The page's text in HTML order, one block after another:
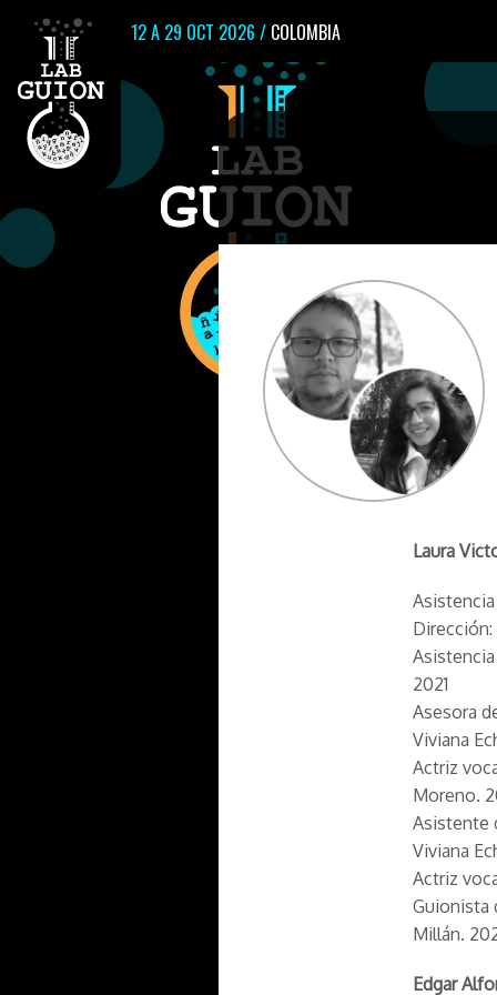
12 A 29 OCT 2026 / COLOMBIA
Laura
Dirección:
2021
Asesora
Viviana
Actriz
Moreno.
Asistente
Viviana
Actriz
Guionista
Millán.
Edgar